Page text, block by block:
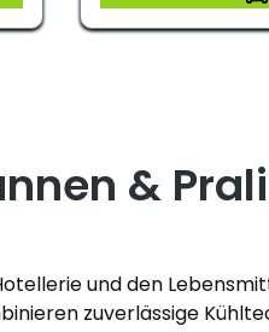
&
und den
zuverlässige